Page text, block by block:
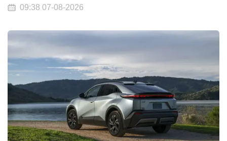
09:38 07-08-2026